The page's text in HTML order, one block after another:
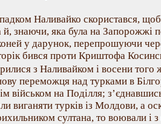
Наливайко скористався,
й, знаючи, яка була на Запорожжі
у дарунок, перепрошуючи
бився проти Криштофа
з Наливайком і восени
переможця над турками в
військом на Поділля;
виганяти турків із Молдови, а
султана, то воювали і